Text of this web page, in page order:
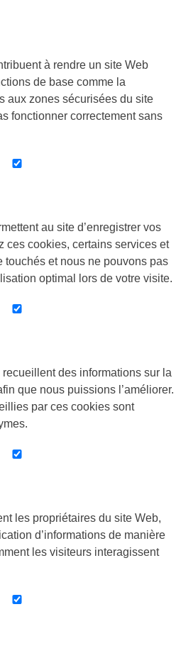
à rendre un site Web
de base comme la
aux zones sécurisées du site
fonctionner correctement sans
au site d’enregistrer vos
ces cookies, certains services et
touchés et nous ne pouvons pas
optimal lors de votre visite.
des informations sur la
que nous puissions l’améliorer.
par ces cookies sont
les propriétaires du site Web,
d’informations de manière
les visiteurs interagissent